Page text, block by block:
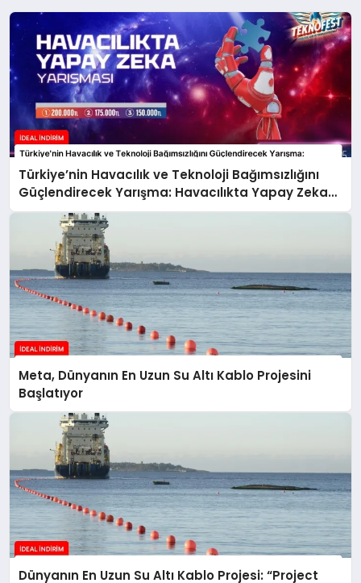
Türkiye’nin Havacılık ve Teknoloji Bağımsızlığını
Güçlendirecek Yarışma: Havacılıkta Yapay Zeka
Yarışması
Meta, Dünyanın En Uzun Su Altı Kablo Projesini
Başlatıyor
Dünyanın En Uzun Su Altı Kablo Projesi: “Project